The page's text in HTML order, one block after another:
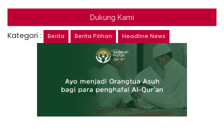
Dukung Kami
Kategori : Berita Berita Pilihan Headline News